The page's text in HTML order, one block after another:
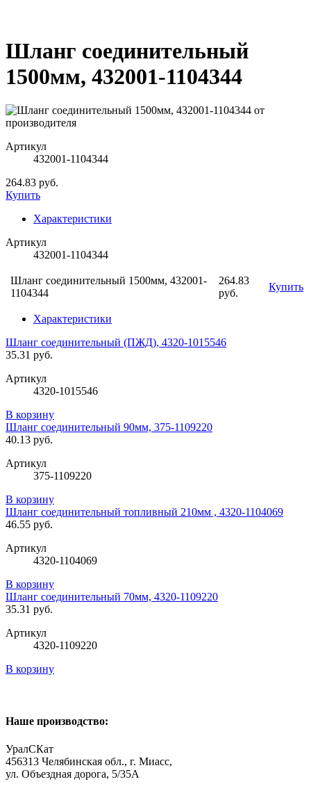
Шланг соединительный
1500мм, 432001-1104344
Артикул
432001-1104344
264.83 руб.
Купить
Характеристики
Артикул
432001-1104344
Шланг соединительный 1500мм, 432001-
1104344
264.83
руб.
Купить
Характеристики
Шланг соединительный (ПЖД), 4320-1015546
35.31 руб.
Артикул
4320-1015546
В корзину
Шланг соединительный 90мм, 375-1109220
40.13 руб.
Артикул
375-1109220
В корзину
Шланг соединительный топливный 210мм , 4320-1104069
46.55 руб.
Артикул
4320-1104069
В корзину
Шланг соединительный 70мм, 4320-1109220
35.31 руб.
Артикул
4320-1109220
В корзину
Наше производство:
УралСКат
456313 Челябинская обл., г. Миасс,
ул. Объездная дорога, 5/35А